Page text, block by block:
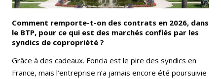
Comment remporte-t-on des contrats en 2026, dans
le BTP, pour ce qui est des marchés confiés par les
syndics de copropriété ?
Grâce à des cadeaux. Foncia est le pire des syndics en
France, mais l’entreprise n’a jamais encore été poursuivie